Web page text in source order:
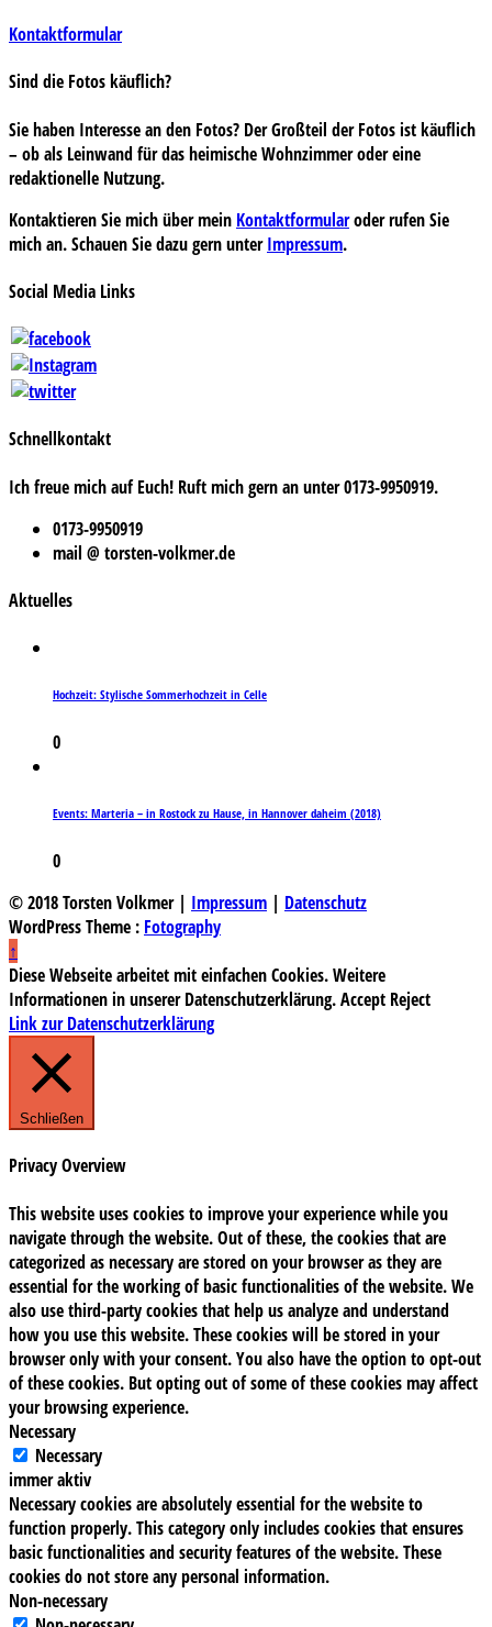
Kontaktformular
Sind die Fotos käuflich?
Sie haben Interesse an den Fotos? Der Großteil der Fotos ist käuflich
– ob als Leinwand für das heimische Wohnzimmer oder eine
redaktionelle Nutzung.
Kontaktieren Sie mich über mein Kontaktformularoder rufen Sie
mich an. Schauen Sie dazu gern unterImpressum.
Social Media Links
Schnellkontakt
Ich freue mich auf Euch! Ruft mich gern an unter 0173-9950919.
0173-9950919
mail @ torsten-volkmer.de
Aktuelles
Hochzeit: Stylische Sommerhochzeit in Celle
0
Events: Marteria – in Rostock zu Hause, in Hannover daheim (2018)
0
© 2018 Torsten Volkmer | Impressum | Datenschutz
WordPress Theme : Fotography
↑
Diese Webseite arbeitet mit einfachen Cookies. Weitere
Informationen in unserer Datenschutzerklärung.Accept Reject
Link zur Datenschutzerklärung
Schließen
Privacy Overview
This website uses cookies to improve your experience while you
navigate through the website. Out of these, the cookies that are
categorized as necessary are stored on your browser as they are
essential for the working of basic functionalities of the website. We
also use third-party cookies that help us analyze and understand
how you use this website. These cookies will be stored in your
browser only with your consent. You also have the option to opt-out
of these cookies. But opting out of some of these cookies may affect
your browsing experience.
Necessary
Necessary
immer aktiv
Necessary cookies are absolutely essential for the website to
function properly. This category only includes cookies that ensures
basic functionalities and security features of the website. These
cookies do not store any personal information.
Non-necessary